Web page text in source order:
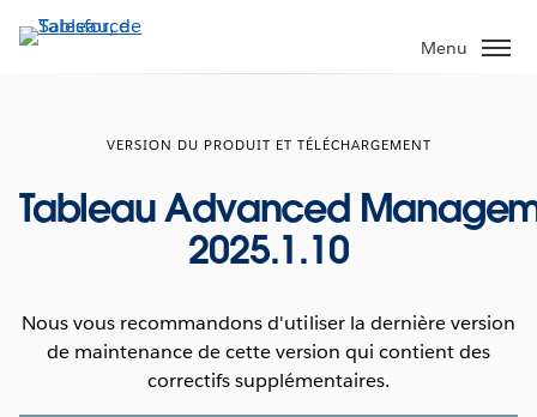
Aller
au
Menu
VERSION DU PRODUIT ET TÉLÉCHARGEMENT
Tableau Advanced
2025.1.10
Nous vous recommandons d'utiliser la dernière version
de maintenance de cette version qui contient des
correctifs supplémentaires.